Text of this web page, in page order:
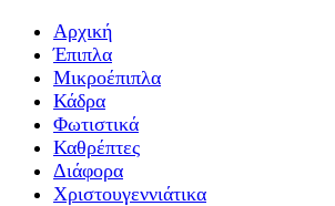
Αρχική
Έπιπλα
Μικροέπιπλα
Κάδρα
Φωτιστικά
Καθρέπτες
Διάφορα
Χριστουγεννιάτικα